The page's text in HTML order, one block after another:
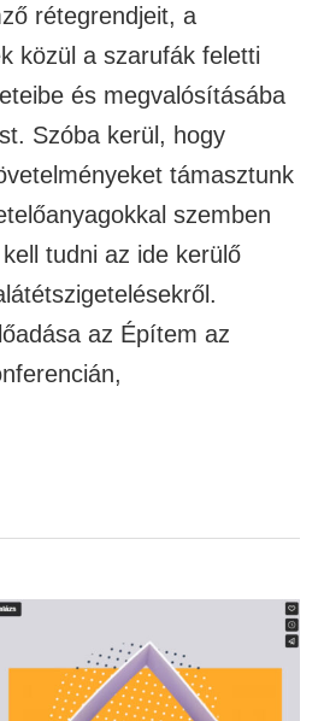
rétegrendjeit, a
közül a szarufák feletti
és megvalósításába
Szóba kerül, hogy
támasztunk
szemben
tudni az ide kerülő
az Építem az